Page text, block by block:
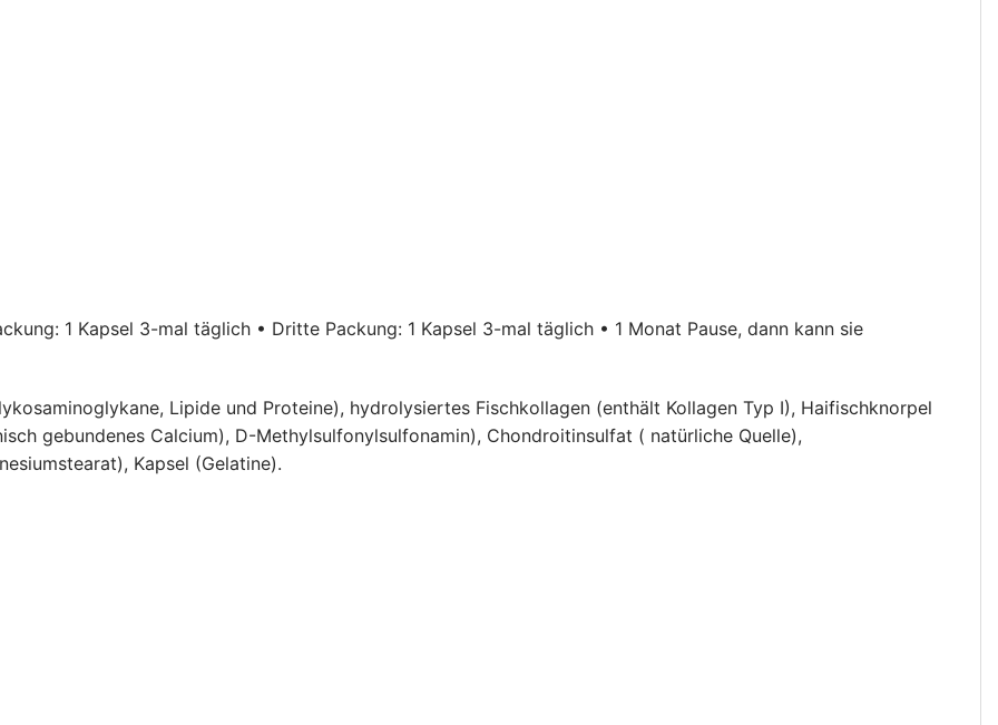
1 Kapsel 3-mal täglich • Dritte Packung: 1 Kapsel 3-mal täglich • 1 Monat Pause, dann kann sie
Lipide und Proteine), hydrolysiertes Fischkollagen (enthält Kollagen Typ I), Haifischknorpel
gebundenes Calcium), D-Methylsulfonylsulfonamin), Chondroitinsulfat ( natürliche Quelle),
Kapsel (Gelatine).